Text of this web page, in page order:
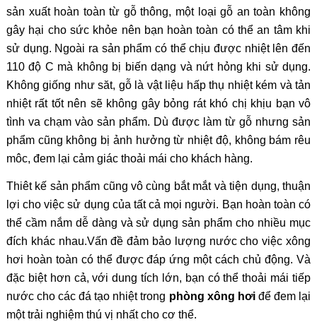
sản xuất hoàn toàn từ gỗ thông, một loại gỗ an toàn không
gây hại cho sức khỏe nên bạn hoàn toàn có thể an tâm khi
sử dụng. Ngoài ra sản phẩm có thể chịu được nhiệt lên đến
110 độ C mà không bị biến dạng và nứt hỏng khi sử dụng.
Không giống như săt, gỗ là vật liệu hấp thụ nhiệt kém và tản
nhiệt rất tốt nên sẽ không gây bỏng rát khó chị khịu bạn vô
tình va chạm vào sản phẩm. Dù được làm từ gỗ nhưng sản
phẩm cũng không bị ảnh hưởng từ nhiệt độ, không bám rêu
môc, đem lại cảm giác thoải mái cho khách hàng.
Thiêt kế sản phẩm cũng vô cùng bắt mắt và tiện dụng, thuận
lợi cho việc sử dụng của tất cả mọi người. Bạn hoàn toàn có
thể cầm nắm dễ dàng và sử dụng sản phẩm cho nhiều mục
đích khác nhau.Vấn đề đảm bảo lượng nước cho việc xông
hơi hoàn toàn có thể được đáp ứng một cách chủ động. Và
đặc biệt hơn cả, với dung tích lớn, bạn có thể thoải mái tiếp
nước cho các đá tạo nhiệt trong phòng xông hơiđể đem lại
một trải nghiệm thú vị nhất cho cơ thể.